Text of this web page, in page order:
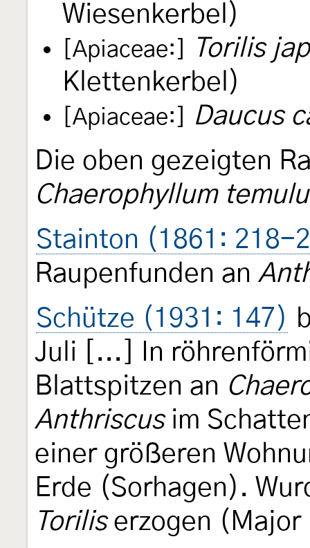
Wiesenkerbel)
[Apiaceae:]
Torilis
Klettenkerbel)
[Apiaceae:]
Daucus
Die oben gezeigten
Chaerophyllum
Stainton (1861: 218-
Raupenfunden an
Schütze (1931: 147)
Juli [...] In
Blattspitzen an
Anthriscusim
einer größeren
Erde (Sorhagen).
Toriliserzogen (Major